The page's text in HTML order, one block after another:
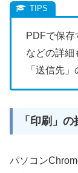
PDFで保存
などの詳細
「送信先
「印刷」
パソコン